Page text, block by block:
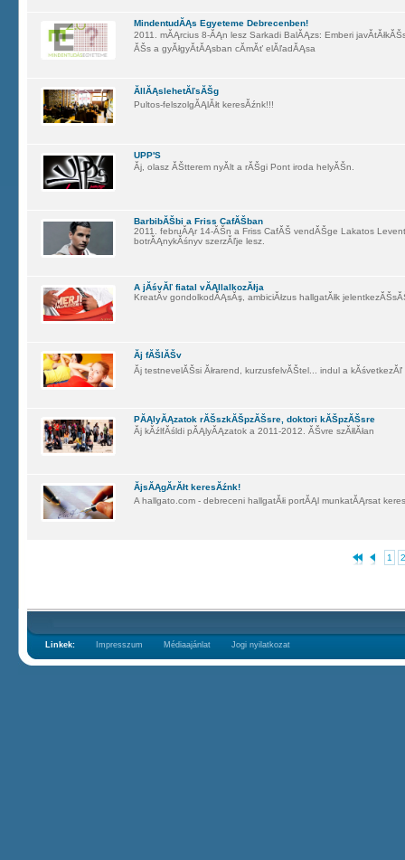
MindentudĂĄs Egyeteme Debrecenben!
2011. mĂĄrcius 8-ĂĄn lesz Sarkadi BalĂĄzs: Emberi
ĂŠs a gyĂłgyĂ­tĂĄsban cĂ­mĂť elĂľadĂĄsa
ĂllĂĄslehetĂľsĂŠg
Pultos-felszolgĂĄlĂłt keresĂźnk!!!
UPP'S
Ăj, olasz ĂŠtterem nyĂ­lt a rĂŠgi Pont iroda helyĂŠn.
BarbibĂŠbi a Friss CafĂŠban
2011. februĂĄr 14-ĂŠn a Friss CafĂŠ vendĂŠge Lakatos
botrĂĄnykĂśnyv szerzĂľje lesz.
A jĂśvĂľ fiatal vĂĄllalkozĂłja
KreatĂ­v gondolkodĂĄsĂş, ambiciĂłzus hallgatĂłk
Ăj fĂŠlĂŠv
Ăj testnevelĂŠsi Ăłrarend, kurzusfelvĂŠtel... indul a
PĂĄlyĂĄzatok rĂŠszkĂŠpzĂŠsre, doktori kĂŠpzĂŠsre
Ăj kĂźlfĂśldi pĂĄlyĂĄzatok a 2011-2012. ĂŠvre szĂłlĂłan
ĂjsĂĄgĂ­rĂłt keresĂźnk!
A hallgato.com - debreceni hallgatĂłi portĂĄl munkatĂĄrsat
1 2
Linkek: Impresszum Médiaajánlat Jogi nyilatkozat